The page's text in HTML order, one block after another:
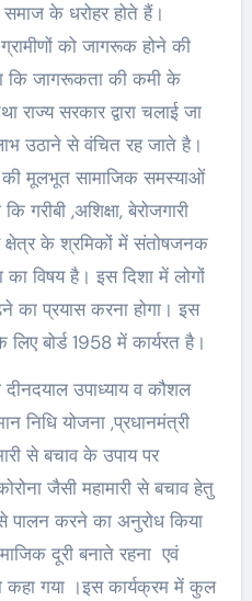
समाज के धरोहर होते हैं।
को जागरूक होने की
कि जागरूकता की कमी के
सरकार द्वारा चलाई जा
उठाने से वंचित रह जाते है।
मूलभूत सामाजिक समस्याओं
गरीबी ,अशिक्षा, बेरोजगारी
क्षेत्र के श्रमिकों में संतोषजनक
का विषय है। इस दिशा में लोगों
प्रयास करना होगा। इस
लिए बोर्ड 1958 में कार्यरत है।
दीनदयाल उपाध्याय व कौशल
निधि योजना ,प्रधानमंत्री
से बचाव के उपाय पर
जैसी महामारी से बचाव हेतु
पालन करने का अनुरोध किया
दूरी बनाते रहना एवं
कहा गया ।इस कार्यक्रम में कुल